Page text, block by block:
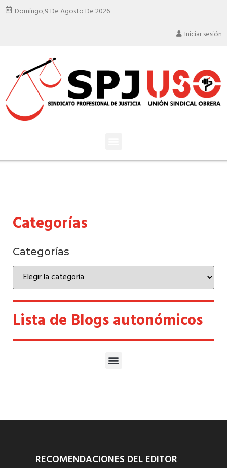
Domingo,9 De Agosto De 2026
Iniciar sesión
Categorías
Categorías
Lista de Blogs autonómicos
RECOMENDACIONES DEL EDITOR